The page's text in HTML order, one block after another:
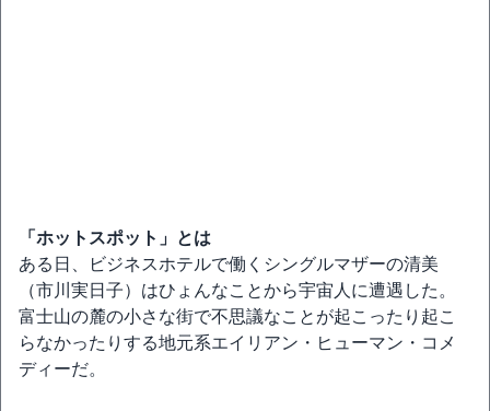
「ホットスポット」とは
ある日、ビジネスホテルで働くシングルマザーの清美
（市川実日子）はひょんなことから宇宙人に遭遇した。
富士山の麓の小さな街で不思議なことが起こったり起こ
らなかったりする地元系エイリアン・ヒューマン・コメ
ディーだ。